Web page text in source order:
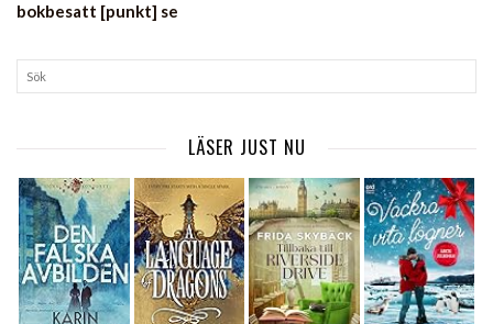
bokbesatt [punkt] se
LÄSER JUST NU